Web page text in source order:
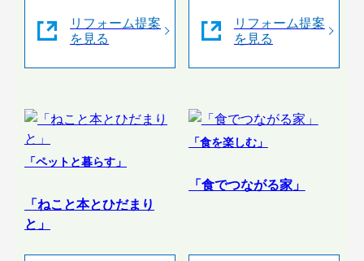
リフォーム提案
を見る
リフォーム提案
を見る
「ペットと暮らす」
「ねこと本とひだまり
と」
「食を楽しむ」
「食でつながる家」